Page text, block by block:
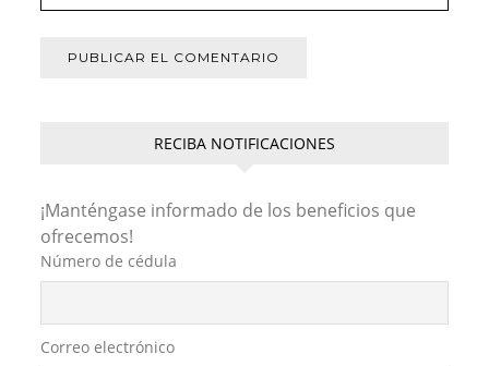
RECIBA NOTIFICACIONES
¡Manténgase informado de los beneficios que
ofrecemos!
Número de cédula
Correo electrónico